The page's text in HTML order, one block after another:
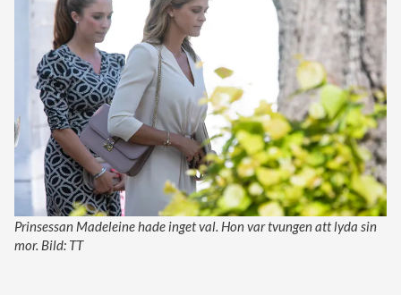
Prinsessan Madeleine hade inget val. Hon var tvungen att lyda sin
mor. Bild: TT